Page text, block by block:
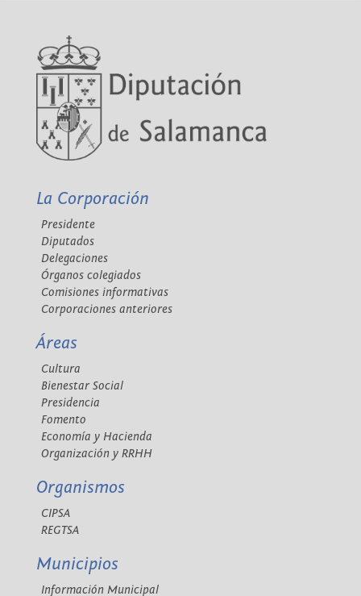
La Corporación
Presidente
Diputados
Delegaciones
Órganos colegiados
Comisiones informativas
Corporaciones anteriores
Áreas
Cultura
Bienestar Social
Presidencia
Fomento
Economía y Hacienda
Organización y RRHH
Organismos
CIPSA
REGTSA
Municipios
Información Municipal